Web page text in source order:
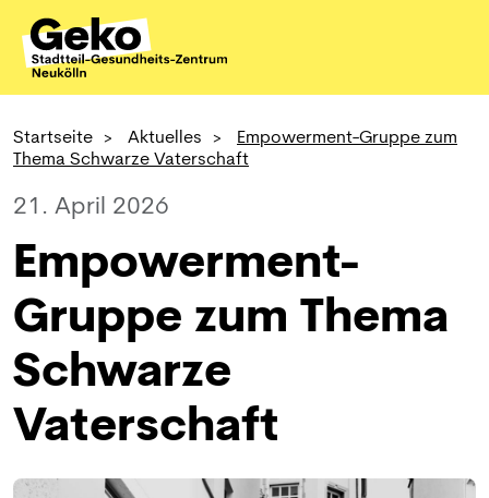
Startseite > Aktuelles >
Empowerment-Gruppe zum
Thema Schwarze Vaterschaft
21. April 2026
Empowerment-
Gruppe zum Thema
Schwarze
Vaterschaft